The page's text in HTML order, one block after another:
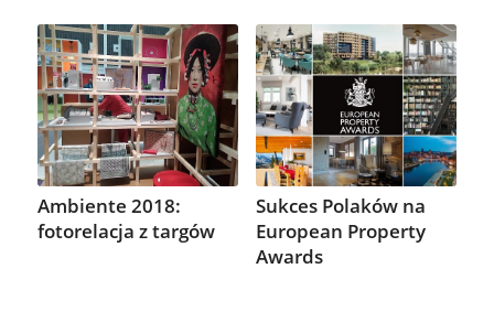
Ambiente 2018:
fotorelacja z targów
Sukces Polaków na
European Property
Awards